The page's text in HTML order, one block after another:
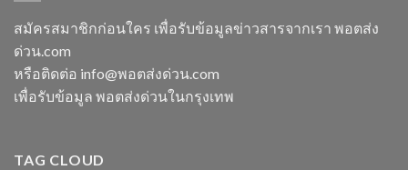
ฉัน
vmc
ราคา
ice
โบ
มี
สมัครสมาชิกก่อนใคร เพื่อรับข้อมูลข่าวสารจากเรา พอตส่ง
ด่วน.com
หรือติดต่อ info@พอตส่งด่วน.com
เพื่อรับข้อมูล พอตส่งด่วนในกรุงเทพ
TAG CLOUD